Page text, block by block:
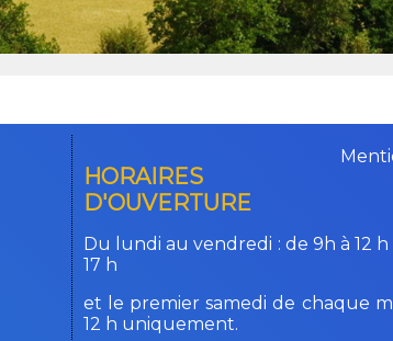
HORAIRES
D'OUVERTURE
Du lundi au vendredi : de 9h à 12
17 h
et le premier samedi de chaque
12 h uniquement.